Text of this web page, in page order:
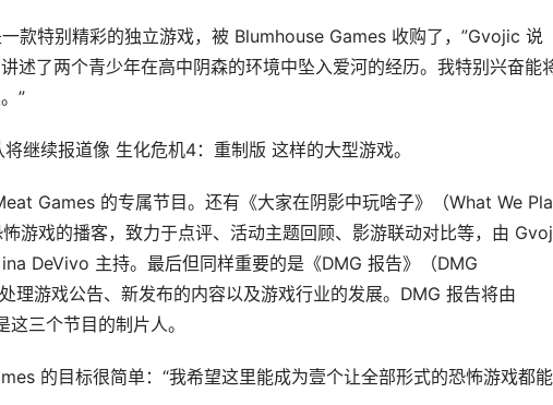
款特别精彩的独立游戏，被 Blumhouse Games 收购了，”Gvojic 说
述了两个青少年在高中阴森的环境中坠入爱河的经历。我特别兴奋能
”
继续报道像 生化危机4：重制版 这样的大型游戏。
Games 的专属节目。还有《大家在阴影中玩啥子》（What We
游戏的播客，致力于点评、活动主题回顾、影游联动对比等，由
DeVivo 主持。最后但同样重要的是《DMG 报告》（DMG
理游戏公告、新发布的内容以及游戏行业的发展。DMG 报告将由
三个节目的制片人。
的目标很简单：“我希望这里能成为壹个让全部形式的恐怖游戏都